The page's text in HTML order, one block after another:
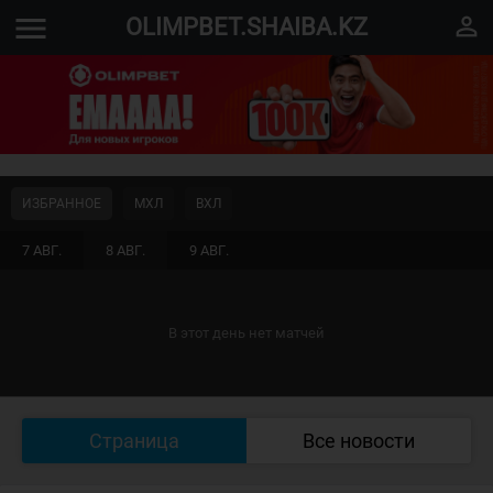
menu OLIMPBET.SHAIBA.KZ perm_identity
7 АВГ. 8 АВГ. 9 АВГ.
ИЗБРАННОЕ МХЛ ВХЛ
В этот день нет матчей
Страница Все новости